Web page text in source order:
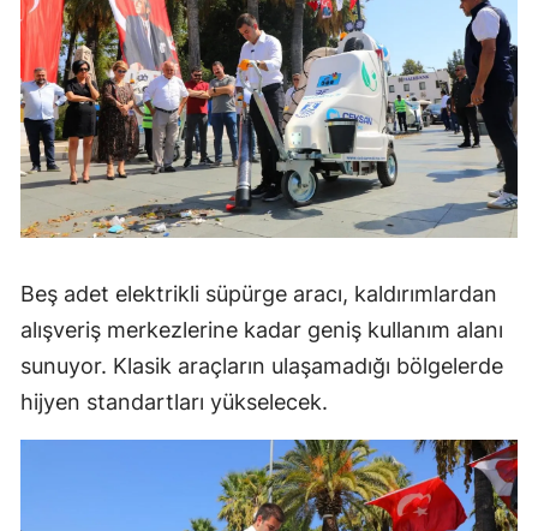
Beş adet elektrikli süpürge aracı, kaldırımlardan
alışveriş merkezlerine kadar geniş kullanım alanı
sunuyor. Klasik araçların ulaşamadığı bölgelerde
hijyen standartları yükselecek.